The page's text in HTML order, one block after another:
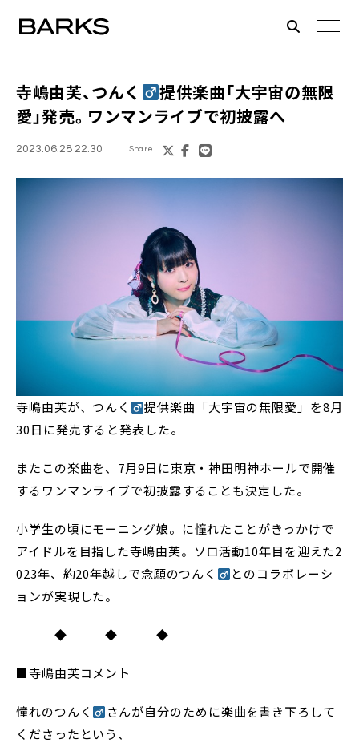
寺嶋由芙、つんく
提供楽曲「大宇宙の無限
愛」発売。ワンマンライブで初披露へ
2023.06.28 22:30 Share
寺嶋由芙が、つんく
提供楽曲「大宇宙の無限愛」を8月
30日に発売すると発表した。
またこの楽曲を、7月9日に東京・神田明神ホールで開催
するワンマンライブで初披露することも決定した。
小学生の頃にモーニング娘。に憧れたことがきっかけで
アイドルを目指した寺嶋由芙。ソロ活動10年目を迎えた2
023年、約20年越しで念願のつんく
とのコラボレーシ
ョンが実現した。
◆ ◆ ◆
■寺嶋由芙コメント
憧れのつんく
さんが自分のために楽曲を書き下ろして
くださったという、